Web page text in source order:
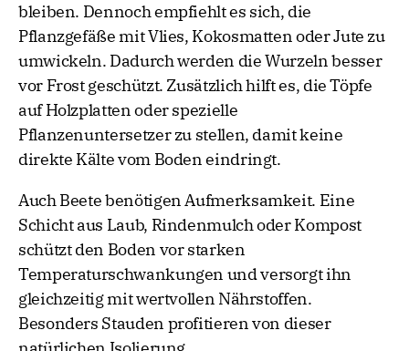
bleiben. Dennoch empfiehlt es sich, die
Pflanzgefäße mit Vlies, Kokosmatten oder Jute zu
umwickeln. Dadurch werden die Wurzeln besser
vor Frost geschützt. Zusätzlich hilft es, die Töpfe
auf Holzplatten oder spezielle
Pflanzenuntersetzer zu stellen, damit keine
direkte Kälte vom Boden eindringt.
Auch Beete benötigen Aufmerksamkeit. Eine
Schicht aus Laub, Rindenmulch oder Kompost
schützt den Boden vor starken
Temperaturschwankungen und versorgt ihn
gleichzeitig mit wertvollen Nährstoffen.
Besonders Stauden profitieren von dieser